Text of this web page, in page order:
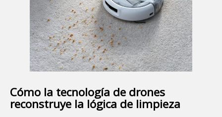
Cómo la tecnología de drones
reconstruye la lógica de limpieza